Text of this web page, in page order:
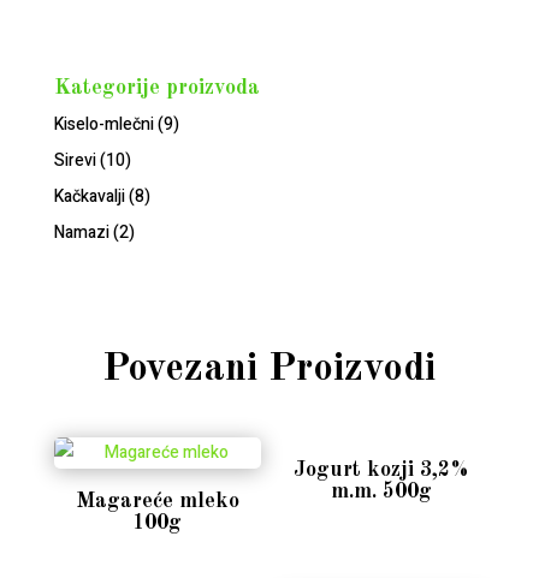
Kategorije proizvoda
Kiselo-mlečni(9)
Sirevi(10)
Kačkavalji(8)
Namazi(2)
Povezani Proizvodi
Magareće mleko
100g
Jogurt kozji 3,2%
m.m. 500g